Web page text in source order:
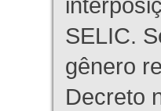
SELIC.
gênero
Decreto